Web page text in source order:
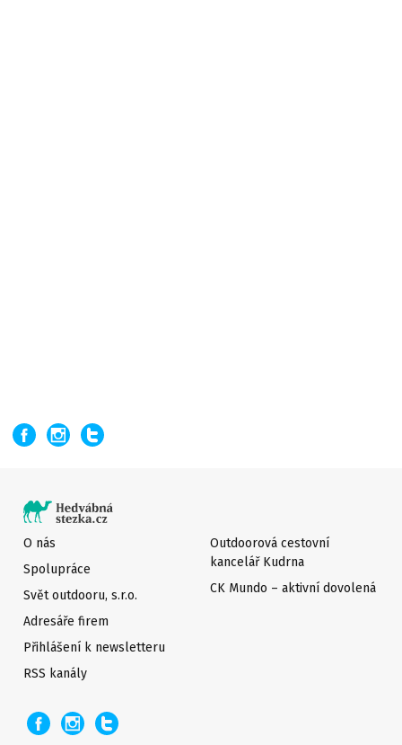
O nás
Spolupráce
Svět outdooru, s.r.o.
Adresáře firem
Přihlášení k newsletteru
Outdoorová cestovní
kancelář Kudrna
CK Mundo – aktivní dovolená
RSS kanály